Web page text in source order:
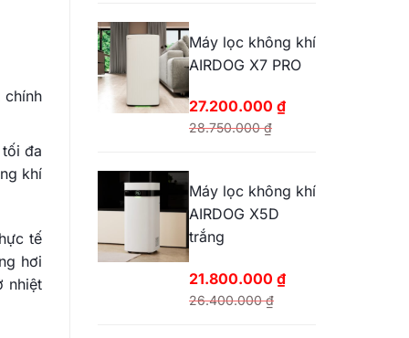
đa
khí
tế
hơi
nhiệt
gốc
là:
10.500.000 ₫.
hiện
tại
là:
8.500.000 ₫.
Máy lọc không khí
AIRDOG X7 PRO
28.750.000₫
gốc
là:
28.750.000 ₫.
27.200.000 ₫
hiện
tại
là:
27.200.000 ₫.
Máy lọc không khí
AIRDOG X5D
trắng
26.400.000₫
21.800.000 ₫